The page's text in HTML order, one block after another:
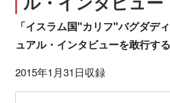
「イスラム国"カリフ"バグダデ
ュアル・インタビューを敢行する
2015年1月31日収録